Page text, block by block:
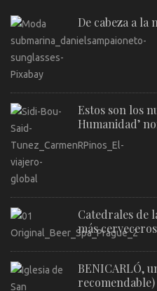
De cabeza a la
Estos son los
Humanidad’
Catedrales de
más
BENICARLÓ,